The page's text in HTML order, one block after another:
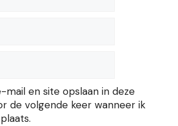
mail en site opslaan in deze
de volgende keer wanneer ik